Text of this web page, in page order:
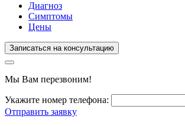
Диагноз
Симптомы
Цены
Записаться на консультацию
Мы Вам перезвоним!
Укажите номер телефона:
Отправить заявку